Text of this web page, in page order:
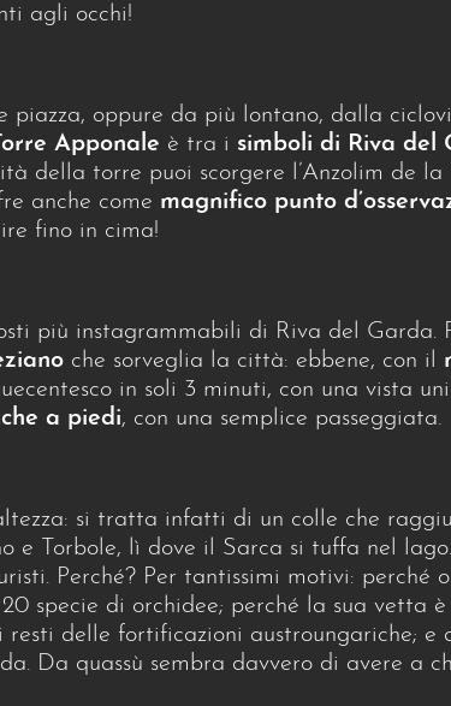
agli occhi!
oppure da più lontano, dalla
Apponale è tra i simboli di Riva del
della torre puoi scorgere l’Anzolim de la
anche come magnifico punto
fino in cima!
più instagrammabili di Riva del Garda.
che sorveglia la città: ebbene, con il
in soli 3 minuti, con una vista
a piedi, con una semplice passeggiata.
si tratta infatti di un colle che
Torbole, lì dove il Sarca si tuffa nel
Perché? Per tantissimi motivi: perché
specie di orchidee; perché la sua vetta
delle fortificazioni austroungariche; e
Da quassù sembra davvero di avere a